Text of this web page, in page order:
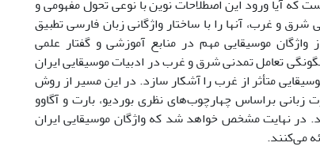
آیا ورود این اصطلاحات نوین با نوعی تحول مفهومی و
و غرب، آنها را با ساختار واژگانی زبان فارسی تطبیق
موسیقایی مهم در منابع آموزشی و گفتار علمی
تعامل تمدنی شرق و غرب در ادبیات موسیقایی ایران
متأثر از غرب را آشکار سازد. در این مسیر از روش
زبانی براساس چهارچوب‌های نظری بوردیو، بارت و آگاوو
در نهایت مشخص خواهد شد که واژگان موسیقایی ایران
می‌کنند.